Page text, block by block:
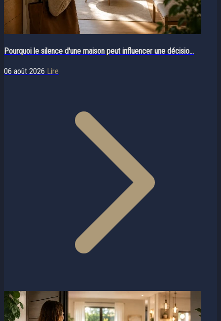
Pourquoi le silence d'une maison peut influencer une décisio...
06 août 2026 Lire